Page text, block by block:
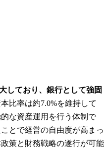
しており、銀行として強固
比率は約7.0%を維持して
な資産運用を行う体制で
とで経営の自由度が高まっ
策と財務戦略の遂行が可能